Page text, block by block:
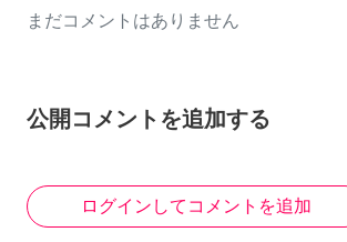
まだコメントはありません
公開コメントを追加する
ログインしてコメントを追加